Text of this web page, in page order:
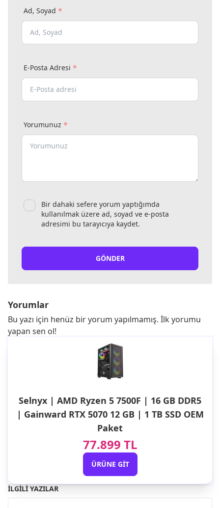
Ad, Soyad *
E-Posta Adresi *
Yorumunuz *
Bir dahaki sefere yorum yaptığımda
kullanılmak üzere ad, soyad ve e-posta
adresimi bu tarayıcıya kaydet.
GÖNDER
Yorumlar
Bu yazı için henüz bir yorum yapılmamış. İlk yorumu
yapan sen ol!
Selnyx | AMD Ryzen 5 7500F | 16 GB DDR5
| Gainward RTX 5070 12 GB | 1 TB SSD OEM
Paket
77.899 TL
ÜRÜNE GIT
İLGILI YAZILAR